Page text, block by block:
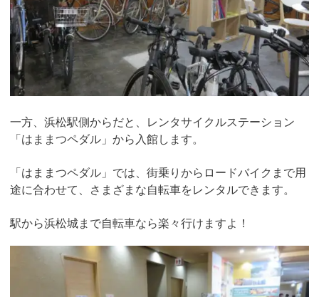
一方、浜松駅側からだと、レンタサイクルステーション
「はままつペダル」から入館します。
「はままつペダル」では、街乗りからロードバイクまで用
途に合わせて、さまざまな自転車をレンタルできます。
駅から浜松城まで自転車なら楽々行けますよ！